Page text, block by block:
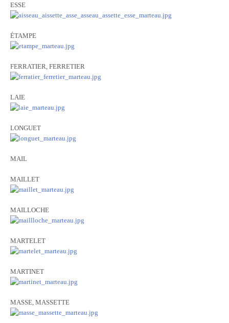
ESSE
ÉTAMPE
FERRATIER, FERRETIER
LAIE
LONGUET
MAIL
MAILLET
MAILLOCHE
MARTELET
MARTINET
MASSE, MASSETTE